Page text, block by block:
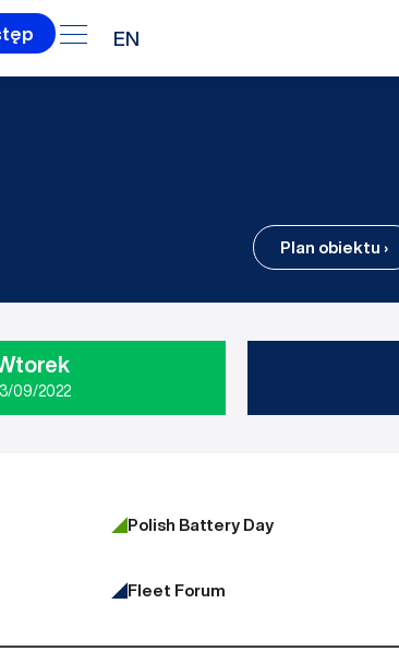
EN
Plan obiektu ›
09/2022
Polish Battery Day
Fleet Forum